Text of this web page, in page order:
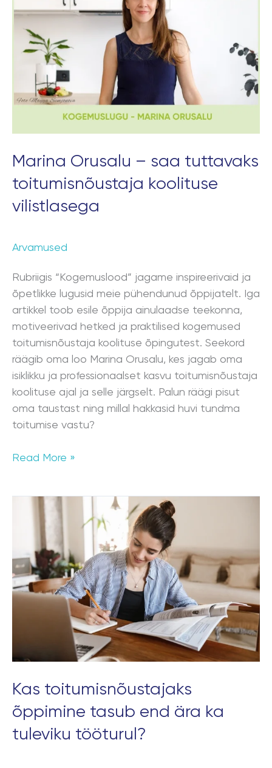
Marina Orusalu – saa tuttavaks
toitumisnõustaja koolituse
vilistlasega
Arvamused
Rubriigis “Kogemuslood” jagame inspireerivaid ja
õpetlikke lugusid meie pühendunud õppijatelt. Iga
artikkel toob esile õppija ainulaadse teekonna,
motiveerivad hetked ja praktilised kogemused
toitumisnõustaja koolituse õpingutest. Seekord
räägib oma loo Marina Orusalu, kes jagab oma
isiklikku ja professionaalset kasvu toitumisnõustaja
koolituse ajal ja selle järgselt. Palun räägi pisut
oma taustast ning millal hakkasid huvi tundma
toitumise vastu?
–
saa
tuttavaks
toitumisnõustaja
koolituse
vilistlasega
Read More »
Kas toitumisnõustajaks
õppimine tasub end ära ka
tuleviku tööturul?
toitumisnõustajaks
õppimine
tasub
end
ära
ka